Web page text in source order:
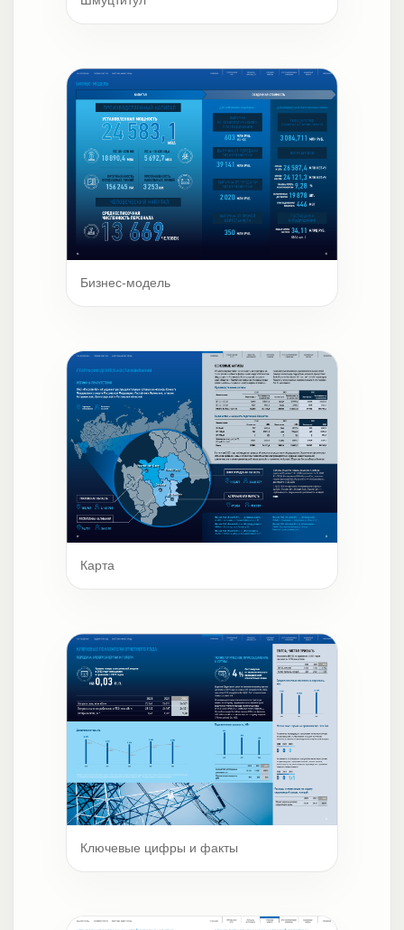
Бизнес-модель
Карта
Ключевые цифры и факты